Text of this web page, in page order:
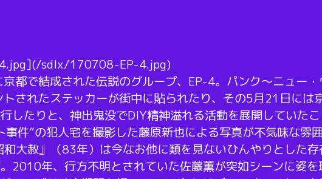
sdlx/170708-EP-4.jpg)
都で結成された伝説のグループ、EP-4。パンク～ニュー
されたステッカーが街中に貼られたり、その5月21日には
したりと、神出鬼没でDIY精神溢れる活動を展開していた
事件”の犯人宅を撮影した藤原新也による写真が不気味な雰
大赦』（83年）は今なお他に類を見ないひんやりとした
2010年、行方不明とされていた佐藤薫が突如シーンに姿